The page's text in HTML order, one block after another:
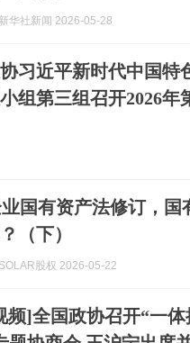
新华社新闻 2026-05-28
习近平新时代中国特
组第三组召开2026年
国有资产法修订，国
（下）
SOLAR股权 2026-05-22
频]全国政协召开“一